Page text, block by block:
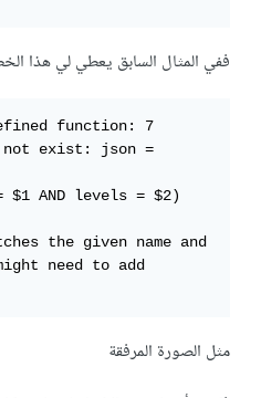
ففي المثال السابق يعطي لي هذا
function: 7
not exist: json =
AND levels = $2)
the given name and
need to add
مثل الصورة المرفقة